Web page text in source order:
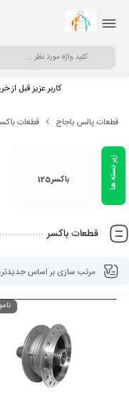
کاربر عزیز قبل از
قطعات پالس باجاج قطعات
باکسر125
قطعات باکسر